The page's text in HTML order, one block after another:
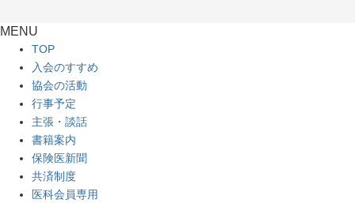
MENU
TOP
入会のすすめ
協会の活動
行事予定
主張・談話
書籍案内
保険医新聞
共済制度
医科会員専用